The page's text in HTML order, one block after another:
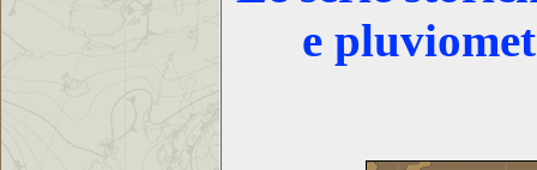
e